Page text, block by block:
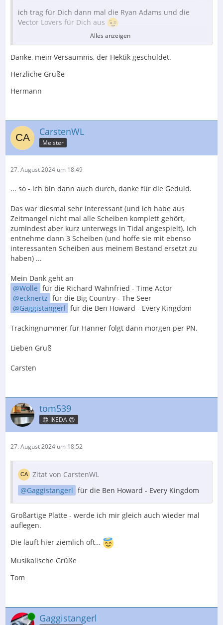
ich trag für Dich dann mal die Ryan Adams und die
Vector Lovers für Dich aus
Gruß
Carsten
Alles anzeigen
Danke, mein Versäumnis, der Hektik geschuldet.
Herzliche Grüße
Hermann
CarstenWL
Meister
27. August 2024 um 18:49
... so - ich bin dann auch durch, danke für die Geduld.
Das war diesmal sehr interessant (und ich habe aus
Zeitmangel nicht mal alle Scheiben komplett gehört,
zumindest aber kurz unterwegs in Tidal angespielt). Ich
entnehme dann 3 Scheiben (und hoffe sie mit ebenso
interessanten Scheiben aus meinem Bestand ersetzt zu
haben) ...
Mein Dank geht an
Wolle für die Richard Wahnfried - Time Actor
ecknertz für die Big Country - The Seer
Gaggistangerl für die Ben Howard - Every Kingdom
Trackingnummer für Hanner folgt dann morgen per PN.
Lieben Gruß
Carsten
tom539
😍 IKEDA 😍
27. August 2024 um 18:52
Zitat von CarstenWL
Gaggistangerl für die Ben Howard - Every Kingdom
Großartige Platte - werde ich mir gleich auch wieder mal
auflegen.
Die läuft hier ziemlich oft…
Musikalische Grüße
Tom
Online Gaggistangerl